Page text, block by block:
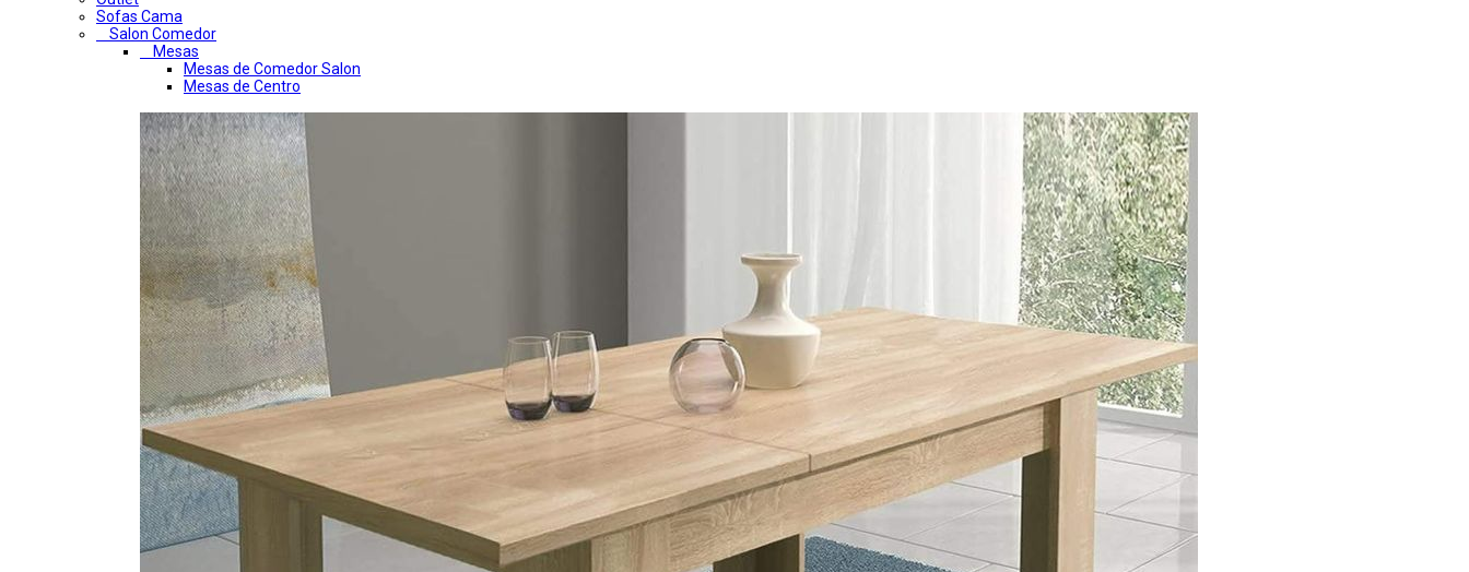
Sofas Cama
Salon Comedor
Mesas
Mesas de Comedor Salon
Mesas de Centro